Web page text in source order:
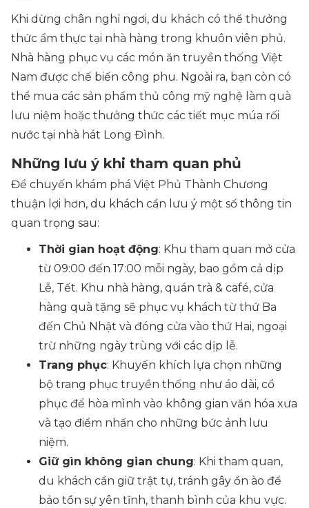
Khi dừng chân nghỉ ngơi, du khách có thể thưởng
thức ẩm thực tại nhà hàng trong khuôn viên phủ.
Nhà hàng phục vụ các món ăn truyền thống Việt
Nam được chế biến công phu. Ngoài ra, bạn còn có
thể mua các sản phẩm thủ công mỹ nghệ làm quà
lưu niệm hoặc thưởng thức các tiết mục múa rối
nước tại nhà hát Long Đình.
Những lưu ý khi tham quan phủ
Để chuyến khám phá Việt Phủ Thành Chương
thuận lợi hơn, du khách cần lưu ý một số thông tin
quan trọng sau:
Thời gian hoạt động: Khu tham quan mở cửa
từ 09:00 đến 17:00 mỗi ngày, bao gồm cả dịp
Lễ, Tết. Khu nhà hàng, quán trà & café, cửa
hàng quà tặng sẽ phục vụ khách từ thứ Ba
đến Chủ Nhật và đóng cửa vào thứ Hai, ngoại
trừ những ngày trùng với các dịp lễ.
Trang phục: Khuyến khích lựa chọn những
bộ trang phục truyền thống như áo dài, cổ
phục để hòa mình vào không gian văn hóa xưa
và tạo điểm nhấn cho những bức ảnh lưu
niệm.
Giữ gìn không gian chung: Khi tham quan,
du khách cần giữ trật tự, tránh gây ồn ào để
bảo tồn sự yên tĩnh, thanh bình của khu vực.